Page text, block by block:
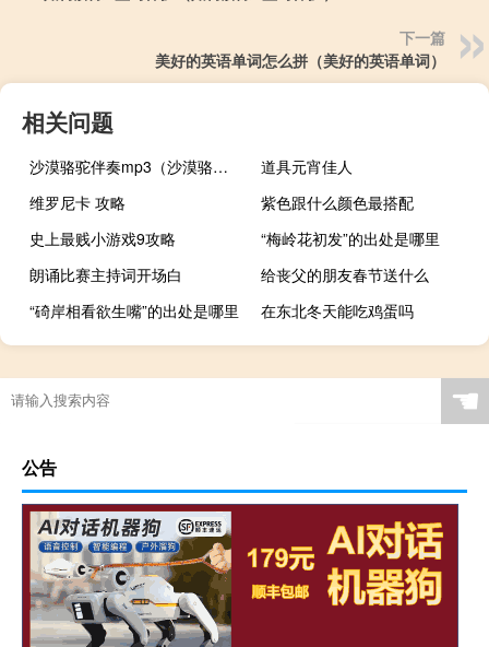
下一篇
美好的英语单词怎么拼（美好的英语单词）
相关问题
沙漠骆驼伴奏mp3（沙漠骆驼伴奏下载）
道具元宵佳人
维罗尼卡 攻略
紫色跟什么颜色最搭配
史上最贱小游戏9攻略
“梅岭花初发”的出处是哪里
朗诵比赛主持词开场白
给丧父的朋友春节送什么
“碕岸相看欲生嘴”的出处是哪里
在东北冬天能吃鸡蛋吗
☚
公告